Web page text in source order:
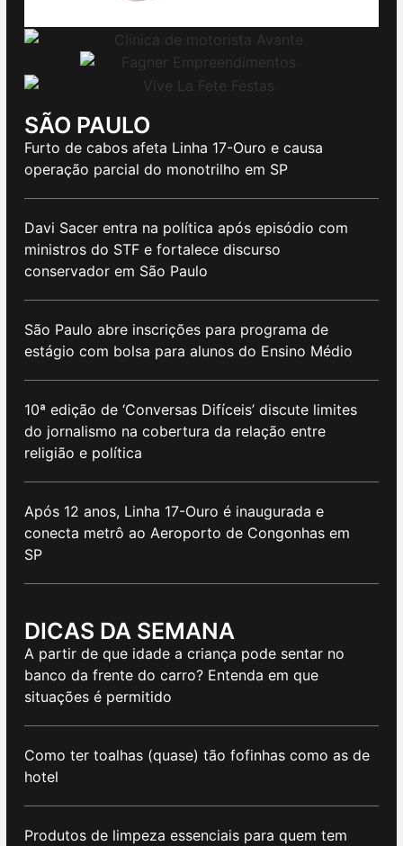
SÃO PAULO
Furto de cabos afeta Linha 17-Ouro e causa
operação parcial do monotrilho em SP
Davi Sacer entra na política após episódio com
ministros do STF e fortalece discurso
conservador em São Paulo
São Paulo abre inscrições para programa de
estágio com bolsa para alunos do Ensino Médio
10ª edição de ‘Conversas Difíceis’ discute limites
do jornalismo na cobertura da relação entre
religião e política
Após 12 anos, Linha 17-Ouro é inaugurada e
conecta metrô ao Aeroporto de Congonhas em
SP
DICAS DA SEMANA
A partir de que idade a criança pode sentar no
banco da frente do carro? Entenda em que
situações é permitido
Como ter toalhas (quase) tão fofinhas como as de
hotel
Produtos de limpeza essenciais para quem tem